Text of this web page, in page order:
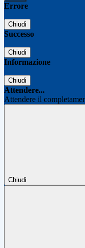
Errore
Chiudi
Successo
Chiudi
Informazione
Chiudi
Attendere...
Attendere il
Chiudi